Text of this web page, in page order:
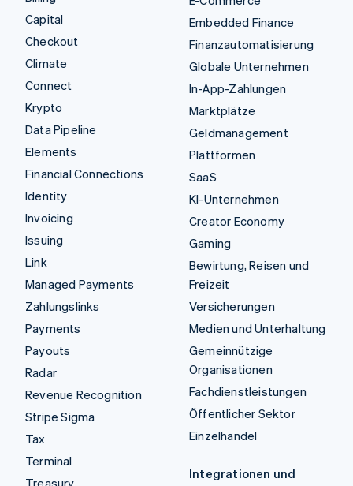
Capital
Checkout
Climate
Connect
Krypto
Data Pipeline
Elements
Financial Connections
Identity
Invoicing
Issuing
Link
Managed Payments
Zahlungslinks
Payments
Payouts
Radar
Revenue Recognition
Stripe Sigma
Tax
Terminal
Treasury
Embedded Finance
Finanzautomatisierung
Globale Unternehmen
In-App-Zahlungen
Marktplätze
Geldmanagement
Plattformen
SaaS
KI-Unternehmen
Creator Economy
Gaming
Bewirtung, Reisen und
Freizeit
Versicherungen
Medien und Unterhaltung
Gemeinnützige
Organisationen
Fachdienstleistungen
Öffentlicher Sektor
Einzelhandel
Integrationen und